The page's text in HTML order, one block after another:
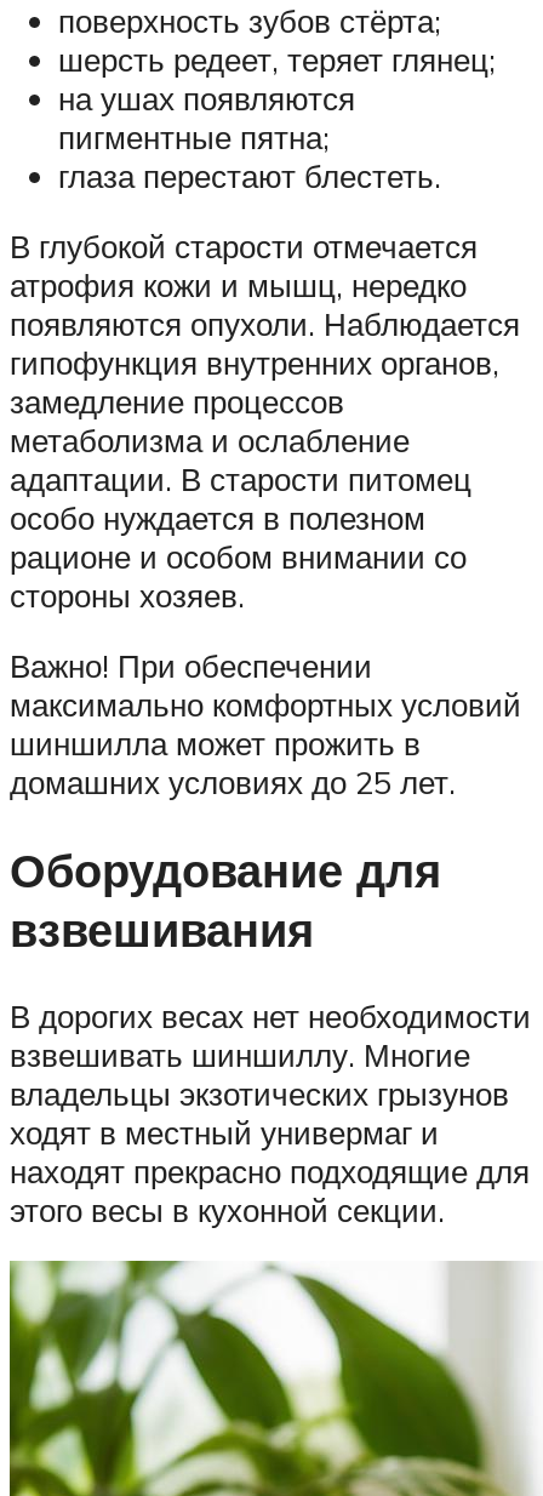
поверхность зубов стёрта;
шерсть редеет, теряет глянец;
на ушах появляются
пигментные пятна;
глаза перестают блестеть.
В глубокой старости отмечается
атрофия кожи и мышц, нередко
появляются опухоли. Наблюдается
гипофункция внутренних органов,
замедление процессов
метаболизма и ослабление
адаптации. В старости питомец
особо нуждается в полезном
рационе и особом внимании со
стороны хозяев.
Важно! При обеспечении
максимально комфортных условий
шиншилла может прожить в
домашних условиях до 25 лет.
Оборудование для
взвешивания
В дорогих весах нет необходимости
взвешивать шиншиллу. Многие
владельцы экзотических грызунов
ходят в местный универмаг и
находят прекрасно подходящие для
этого весы в кухонной секции.